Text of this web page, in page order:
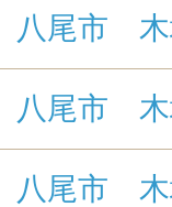
八尾市 木
八尾市 木
八尾市 木